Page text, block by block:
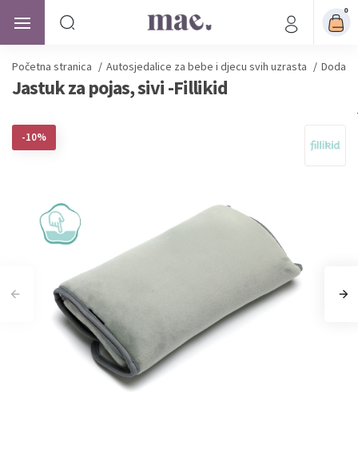
0
Početna stranica / Autosjedalice za bebe i djecu svih uzrasta /
Jastuk za pojas, sivi -Fillikid
-10%